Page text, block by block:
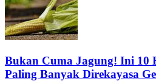
Bukan Cuma Jagung! Ini 10
Paling Banyak Direkayasa